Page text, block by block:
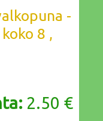
-
8 ,
2.50 €